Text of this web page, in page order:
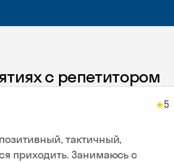
с репетитором
★5
тактичный,
приходить. Занимаюсь с